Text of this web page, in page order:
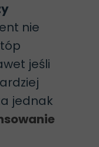
nie
jeśli
jednak